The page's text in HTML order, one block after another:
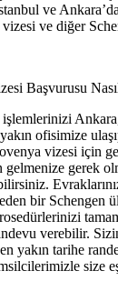
ve
ve diğer
Başvurusu Nasıl
ofisimize
vizesi için
gelmenize gerek
bir Schengen
verebilir.
yakın tarihe
size